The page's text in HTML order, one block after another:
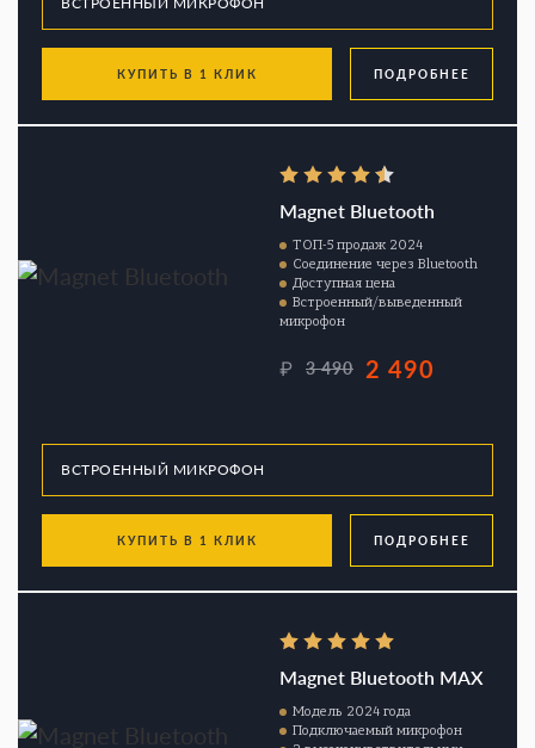
КУПИТЬ В 1 КЛИК ПОДРОБНЕЕ
Magnet Bluetooth
ТОП-5 продаж 2024
Соединение через Bluetooth
Доступная цена
Встроенный/выведенный
микрофон
₽ 3 490 2 490
КУПИТЬ В 1 КЛИК ПОДРОБНЕЕ
Magnet Bluetooth MAX
Модель 2024 года
Подключаемый микрофон